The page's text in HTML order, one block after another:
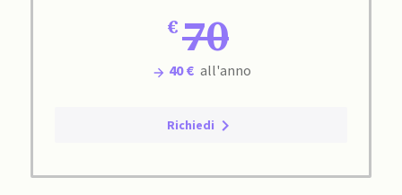
70
40 € all'anno
Richiedi